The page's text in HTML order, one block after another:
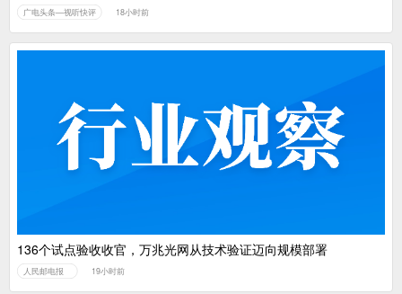
广电头条—视听快评 18小时前
136个试点验收收官，万兆光网从技术验证迈向规模部署
人民邮电报 19小时前